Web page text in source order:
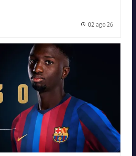
Fecha
02 ago 26
FC Barcelona club badge